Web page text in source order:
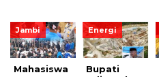
Jambi
Mahasiswa
Energi
Bupati